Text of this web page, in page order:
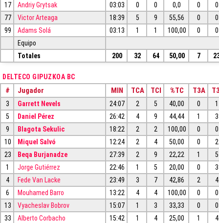
17
Andriy Grytsak 03:03 0 0 0,0 0
0
77
Victor Arteaga 18:39 5 9 55,56 0
0
99
Adams Solá 03:13 1 1 100,00 0
0
Equipo
Totales
200 32 64 50,00 7
DELTECO GIPUZKOA BC
# Jugador MIN TCA TCI %TC T3A
3 Garrett Nevels 24:07 2 5 40,00 0
1
5
Daniel Pérez 26:42 4 9 44,44 1
3
9
Blagota Sekulic 18:22 2 2 100,00 0
0
10
Miquel Salvó 12:24 2 4 50,00 0
2
23
Beqa Burjanadze 27:39 2 9 22,22 1
5
1
Jorge Gutiérrez 22:46 1 5 20,00 0
3
4
Fede Van Lacke 23:49 3 7 42,86 2
4
6
Mouhamed Barro 13:22 4 4 100,00 0
0
13
Vyacheslav Bobrov 15:07 1 3 33,33 0
0
33
Alberto Corbacho 15:42 1 4 25,00 1
4